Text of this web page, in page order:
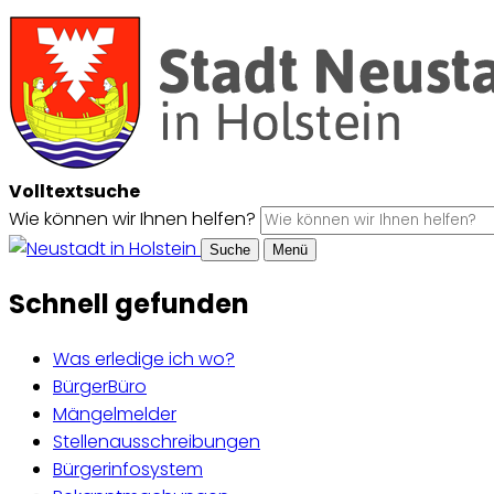
Volltextsuche
Wie können wir Ihnen helfen?
Suche
Menü
Schnell gefunden
Was erledige ich wo?
BürgerBüro
Mängelmelder
Stellenausschreibungen
Bürgerinfosystem